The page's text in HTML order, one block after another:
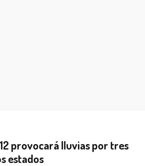
provocará lluvias por tres
estados